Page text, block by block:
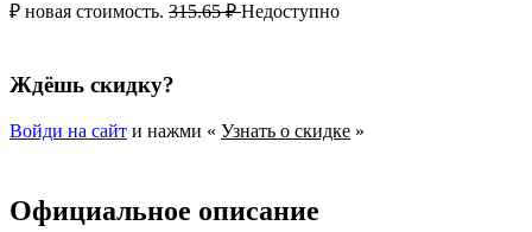
₽ новая стоимость. 315.65 ₽Недоступно
Ждёшь скидку?
Войди на сайт и нажми « Узнать о скидке »
Официальное описание